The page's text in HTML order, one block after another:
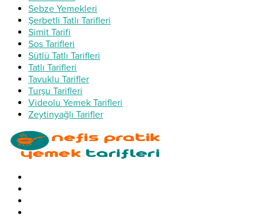
Sebze Yemekleri
Şerbetli Tatlı Tarifleri
Simit Tarifi
Sos Tarifleri
Sütlü Tatlı Tarifleri
Tatlı Tarifleri
Tavuklu Tarifler
Turşu Tarifleri
Videolu Yemek Tarifleri
Zeytinyağlı Tarifler